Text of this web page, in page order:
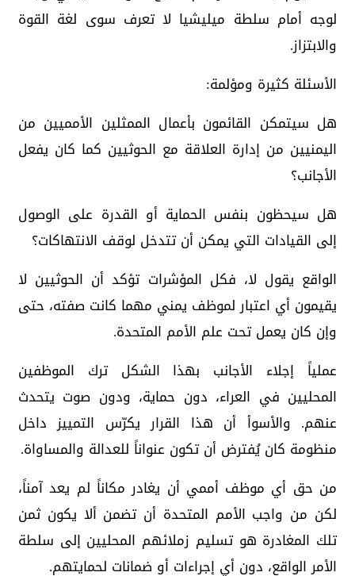
لوجه أمام سلطة ميليشيا لا تعرف سوى لغة القوة
والابتزاز.
الأسئلة كثيرة ومؤلمة:
هل سيتمكن القائمون بأعمال الممثلين الأمميين من
اليمنيين من إدارة العلاقة مع الحوثيين كما كان يفعل
الأجانب؟
هل سيحظون بنفس الحماية أو القدرة على الوصول
إلى القيادات التي يمكن أن تتدخل لوقف الانتهاكات؟
الواقع يقول لا، فكل المؤشرات تؤكد أن الحوثيين لا
يقيمون أي اعتبار لموظف يمني مهما كانت صفته، حتى
وإن كان يعمل تحت علم الأمم المتحدة.
عملياً إجلاء الأجانب بهذا الشكل ترك الموظفين
المحليين في العراء، دون حماية، ودون صوت يتحدث
عنهم. والأسوأ أن هذا القرار يكرّس التمييز داخل
منظومة كان يُفترض أن تكون عنواناً للعدالة والمساواة.
من حق أي موظف أممي أن يغادر مكاناً لم يعد آمناً،
لكن من واجب الأمم المتحدة أن تضمن ألا يكون ثمن
تلك المغادرة هو تسليم زملائهم المحليين إلى سلطة
الأمر الواقع، دون أي إجراءات أو ضمانات لحمايتهم.